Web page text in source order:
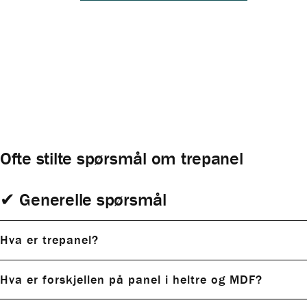
Ofte stilte spørsmål om trepanel
✔ Generelle spørsmål
Hva er trepanel?
Hva er forskjellen på panel i heltre og MDF?